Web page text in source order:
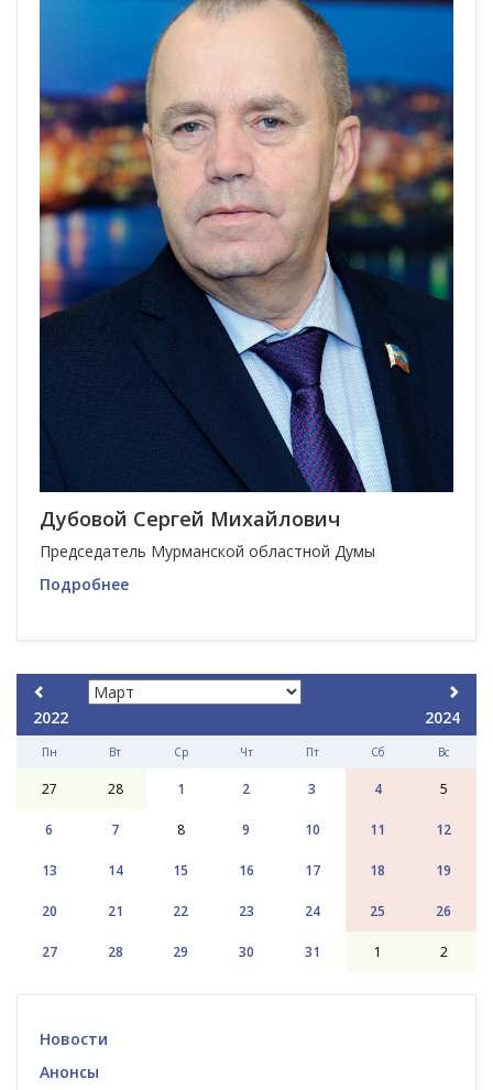
Дубовой Сергей Михайлович
Председатель Мурманской областной Думы
Подробнее
2022 2024
Пн Вт Ср Чт Пт Сб Вс
27 28 1 2 3 4 5
6 7 8 9 10 11 12
13 14 15 16 17 18 19
20 21 22 23 24 25 26
27 28 29 30 31 1 2
Новости
Анонсы